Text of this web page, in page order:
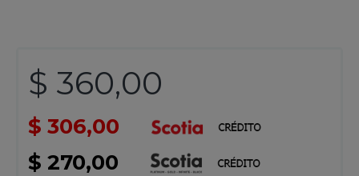
$ 360,00
$ 306,00
$ 270,00